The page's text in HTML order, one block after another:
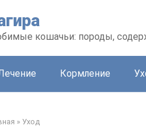
кошачьи: породы,
Кормление
» Уход